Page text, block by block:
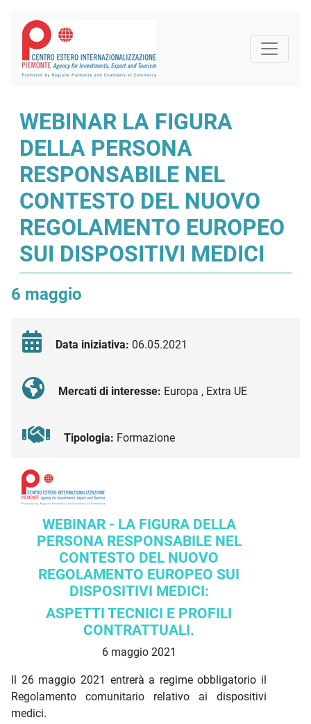
WEBINAR LA FIGURA
DELLA PERSONA
RESPONSABILE NEL
CONTESTO DEL NUOVO
REGOLAMENTO EUROPEO
SUI DISPOSITIVI MEDICI
6 maggio
Data iniziativa: 06.05.2021
Mercati di interesse: Europa , Extra UE
Tipologia: Formazione
Descrizione iniziativa
WEBINAR - LA FIGURA DELLA
PERSONA RESPONSABILE NEL
CONTESTO DEL NUOVO
REGOLAMENTO EUROPEO SUI
DISPOSITIVI MEDICI:
ASPETTI TECNICI E PROFILI
CONTRATTUALI.
6 maggio 2021
Il 26 maggio 2021 entrerà a regime obbligatorio il
Regolamento comunitario relativo ai dispositivi
medici.